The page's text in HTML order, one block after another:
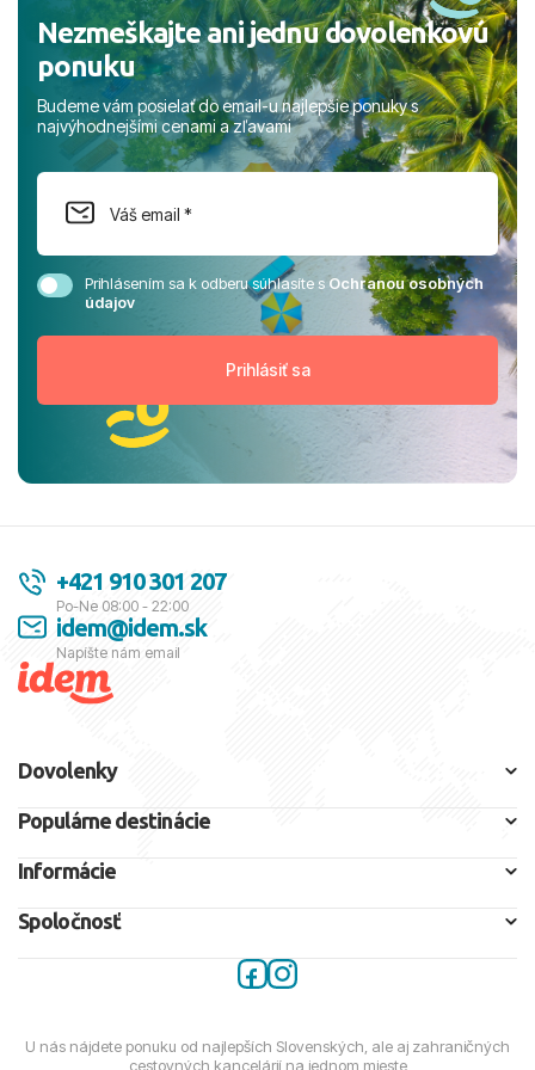
Nezmeškajte ani jednu dovolenkovú
ponuku
Budeme vám posielať do email-u najlepšie ponuky s
najvýhodnejšími cenami a zľavami
Prihlásením sa k odberu súhlasíte sOchranou osobných
údajov
+421 910 301 207
Po-Ne 08:00 - 22:00
idem@idem.sk
Napíšte nám email
Dovolenky
Populárne destinácie
Informácie
Spoločnosť
U nás nájdete ponuku od najlepších Slovenských, ale aj zahraničných
cestovných kancelárií na jednom mieste